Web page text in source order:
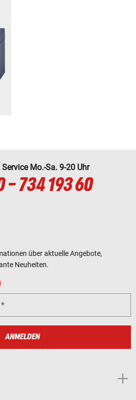
Mo.-Sa. 9-20 Uhr
- 734 193 60
über aktuelle Angebote,
Neuheiten.
ANMELDEN